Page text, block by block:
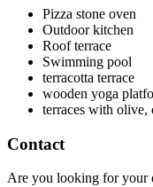
Pizza stone oven
Outdoor kitchen
Roof terrace
Swimming pool
terracotta terrace
wooden yoga
terraces with olive,
Contact
Are you looking for your